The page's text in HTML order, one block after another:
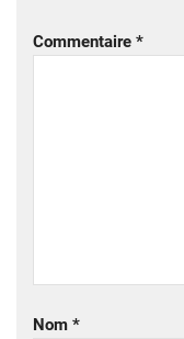
Commentaire *
Nom *